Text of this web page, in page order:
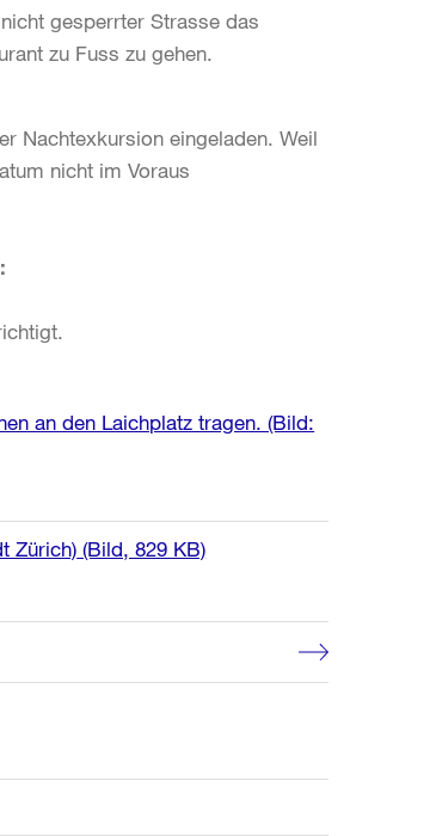
gesperrter Strasse das
zu Fuss zu gehen.
Nachtexkursion eingeladen. Weil
nicht im Voraus
an den Laichplatz tragen. (Bild:
Zürich) (Bild, 829 KB)